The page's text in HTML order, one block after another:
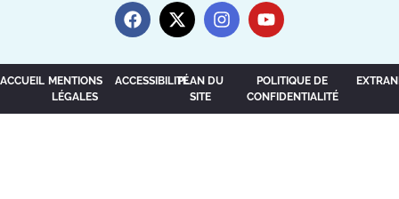
ACCUEIL MENTIONS
LÉGALES
ACCESSIBILITÉPLAN DU
SITE
POLITIQUE DE
CONFIDENTIALITÉ